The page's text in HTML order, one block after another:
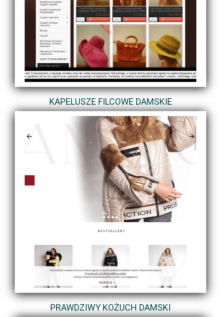
KAPELUSZE FILCOWE DAMSKIE
PRAWDZIWY KOŻUCH DAMSKI